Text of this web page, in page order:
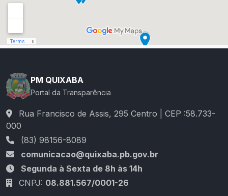
PM QUIXABA
Portal da Transparência
Rua Francisco de Assis, 295 Centro | CEP :58.733-
000
(83) 98156-8089
comunicacao@quixaba.pb.gov.br
Segunda à Sexta de 8h às 14h
CNPJ: 08.881.567/0001-26